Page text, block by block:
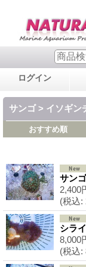
ログイン
サンゴ > イソギン
おすすめ順
サン
2,400
(税込:
シラ
8,000
(税込: